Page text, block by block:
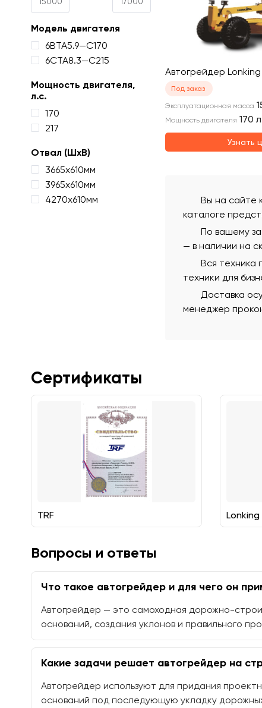
Модель двигателя
6BTA5.9—C170
6CTA8.3—C215
Мощность двигателя,
л.с.
170
217
Отвал (ШхВ)
3665х610мм
3965х610мм
4270х610мм
Автогрейдер Lonking
Под заказ
Эксплуатационная масса
Мощность двигателя 170
Узнать
Вы на сайте
каталоге
По вашему
— в наличии на
Вся техника
техники для
Доставка
менеджер
Сертификаты
TRF Lonking
Вопросы и ответы
Что такое автогрейдер и для чего он
Автогрейдер — это самоходная дорожно-
оснований, создания уклонов и правильного
Какие задачи решает автогрейдер на
Автогрейдер используют для придания
оснований под последующую укладку